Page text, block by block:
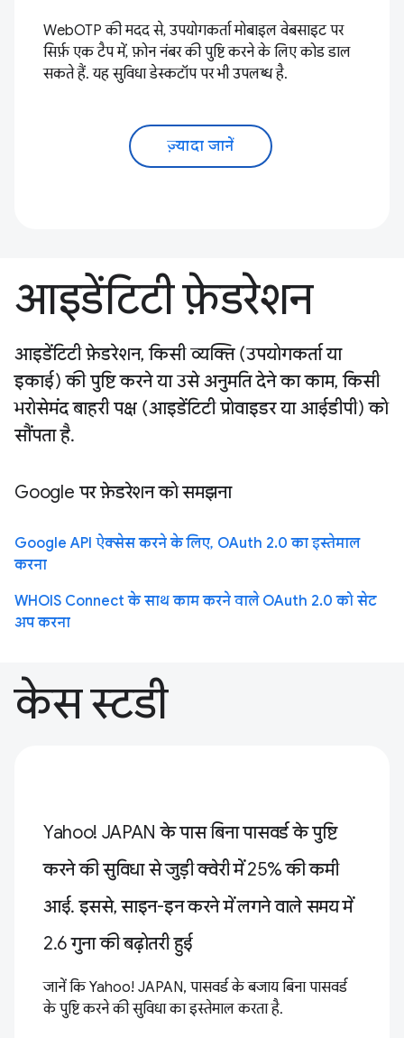
WebOTP की मदद से, उपयोगकर्ता मोबाइल वेबसाइट पर
सिर्फ़ एक टैप में, फ़ोन नंबर की पुष्टि करने के लिए कोड डाल
सकते हैं. यह सुविधा डेस्कटॉप पर भी उपलब्ध है.
ज़्यादा जानें
आइडेंटिटी फ़ेडरेशन
आइडेंटिटी फ़ेडरेशन, किसी व्यक्ति (उपयोगकर्ता या
इकाई) की पुष्टि करने या उसे अनुमति देने का काम, किसी
भरोसेमंद बाहरी पक्ष (आइडेंटिटी प्रोवाइडर या आईडीपी) को
सौंपता है.
Google पर फ़ेडरेशन को समझना
Google API ऐक्सेस करने के लिए, OAuth 2.0 का इस्तेमाल
करना
WHOIS Connect के साथ काम करने वाले OAuth 2.0 को सेट
अप करना
केस स्टडी
Yahoo! JAPAN के पास बिना पासवर्ड के पुष्टि
करने की सुविधा से जुड़ी क्वेरी में 25% की कमी
आई. इससे, साइन-इन करने में लगने वाले समय में
2.6 गुना की बढ़ोतरी हुई
जानें कि Yahoo! JAPAN, पासवर्ड के बजाय बिना पासवर्ड
के पुष्टि करने की सुविधा का इस्तेमाल करता है.